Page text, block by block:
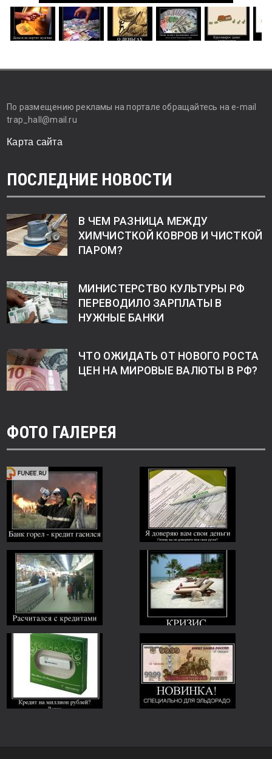
По размещению рекламы на портале обращайтесь на e-mail
trap_hall@mail.ru
Карта сайта
ПОСЛЕДНИЕ НОВОСТИ
В ЧЕМ РАЗНИЦА МЕЖДУ
ХИМЧИСТКОЙ КОВРОВ И ЧИСТКОЙ
ПАРОМ?
МИНИСТЕРСТВО КУЛЬТУРЫ РФ
ПЕРЕВОДИЛО ЗАРПЛАТЫ В
НУЖНЫЕ БАНКИ
ЧТО ОЖИДАТЬ ОТ НОВОГО РОСТА
ЦЕН НА МИРОВЫЕ ВАЛЮТЫ В РФ?
ФОТО ГАЛЕРЕЯ